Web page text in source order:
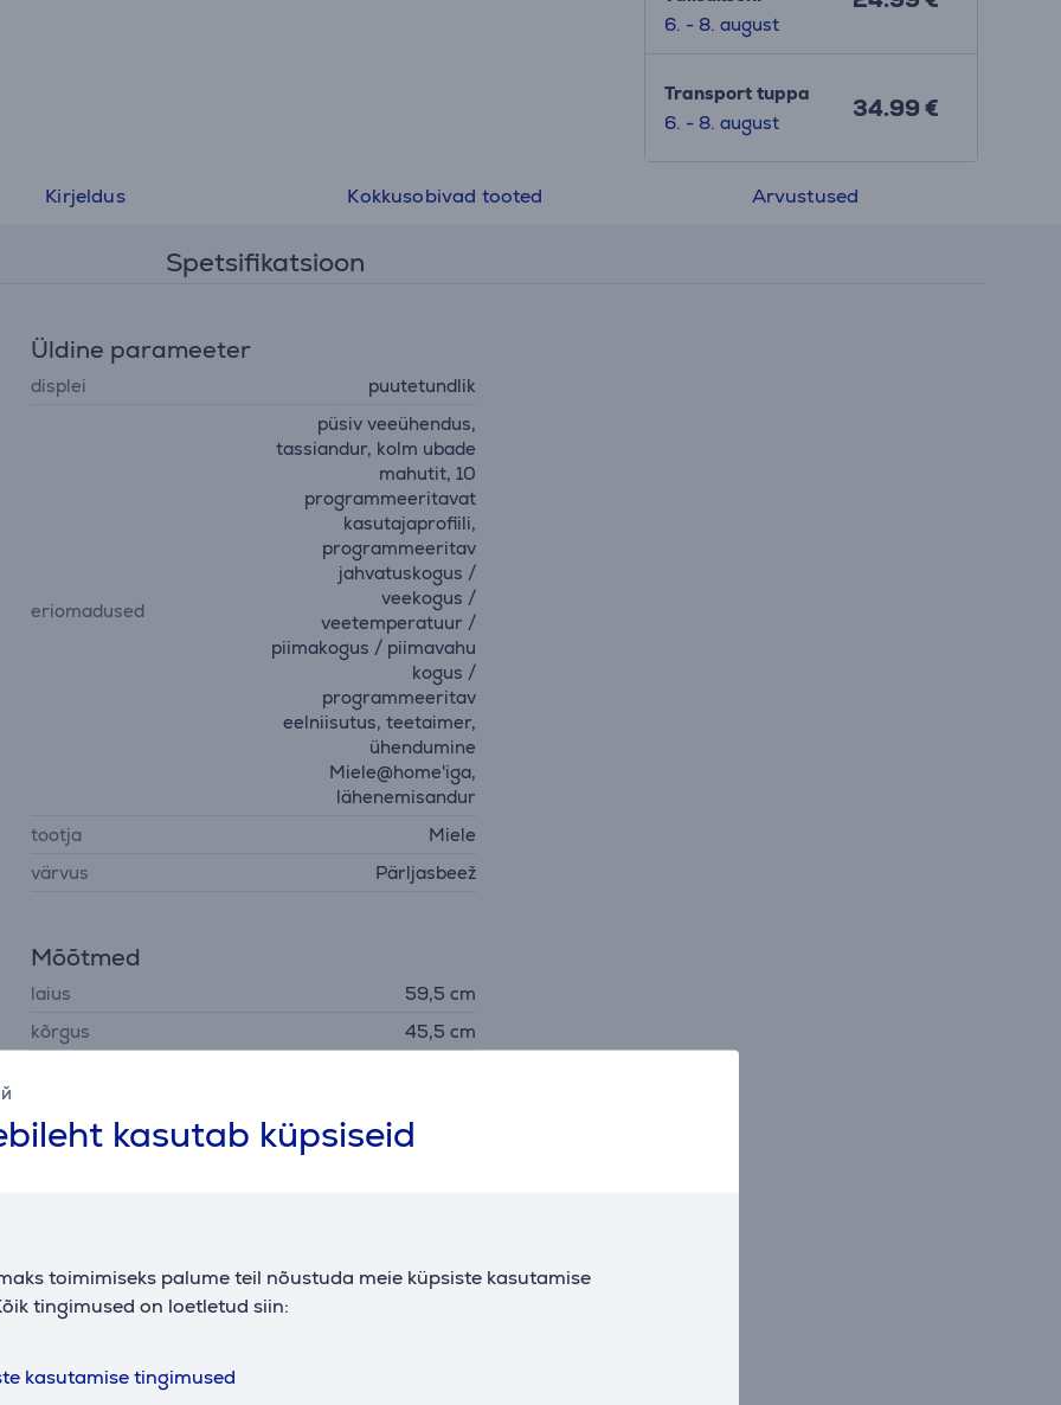
kasutab küpsiseid
toimimiseks palume teil nõustuda meie küpsiste kasutamise
tingimused on loetletud siin:
kasutamise tingimused
6. - 8. august
Transport tuppa
6. - 8. august
34.99 €
Kirjeldus Kokkusobivad tooted Arvustused
Spetsifikatsioon
Üldine parameeter
displei puutetundlik
eriomadused
püsiv veeühendus,
tassiandur, kolm ubade
mahutit, 10
programmeeritavat
kasutajaprofiili,
programmeeritav
jahvatuskogus /
veekogus /
veetemperatuur /
piimakogus / piimavahu
kogus /
programmeeritav
eelniisutus, teetaimer,
ühendumine
Miele@home'iga,
lähenemisandur
tootja
Miele
värvus
Pärljasbeež
Mõõtmed
laius
59,5 cm
kõrgus
45,5 cm